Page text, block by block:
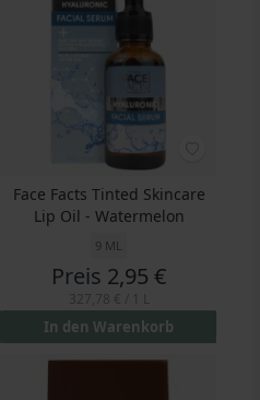
Face Facts Tinted Skincare
Lip Oil - Watermelon
9 ML
Preis 2,95 €
In den Warenkorb